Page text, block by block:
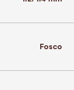
Fosco